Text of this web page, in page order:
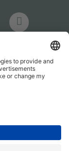
Hogrefe
Verlag